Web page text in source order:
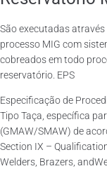
São executadas
processo MIG com
cobreados em todo
reservatório. EPS
Especificação de
Tipo Taça, específica
(GMAW/SMAW) de
Section IX –
Welders, Brazers,